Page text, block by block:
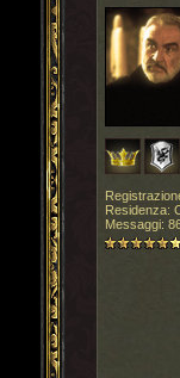
Residenza:
Messaggi: